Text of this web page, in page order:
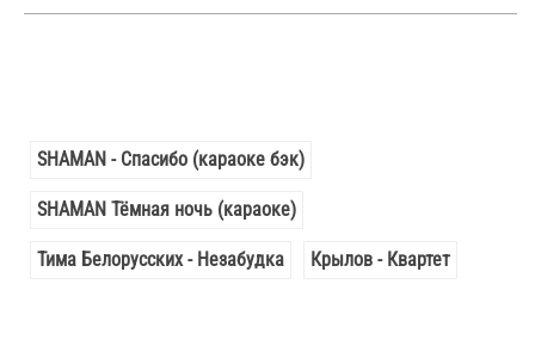
SHAMAN - Спасибо (караоке бэк)
SHAMAN Тёмная ночь (караоке)
Тима Белорусских - Незабудка Крылов - Квартет